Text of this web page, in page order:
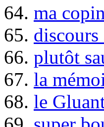
64. ma
65.
66. plutôt
67. la
68. le